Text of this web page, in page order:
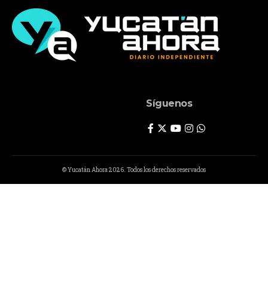
Síguenos
© Yucatán Ahora 2026. Todos los derechos reservados